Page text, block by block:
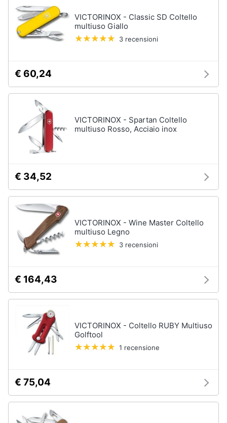
Sport
Animali
Libri,
Festività
ricorrenze
Promozioni
Assistenza
Esci
VICTORINOX - Classic SD Coltello
multiuso Giallo
3 recensioni
€ 60,24
VICTORINOX - Spartan Coltello
multiuso Rosso, Acciaio inox
€ 34,52
VICTORINOX - Wine Master Coltello
multiuso Legno
3 recensioni
€ 164,43
VICTORINOX - Coltello RUBY Multiuso
Golftool
1 recensione
€ 75,04